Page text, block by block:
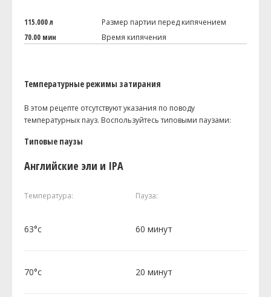
115.000 л
Размер партии перед кипячением
70.00 мин
Время кипячения
Температурные режимы затирания
В этом рецепте отсутствуют указания по поводу
температурных пауз. Воспользуйтесь типовыми паузами:
Типовые паузы
Английские эли и IPA
Температура: Пауза:
63°c 60 минут
70°c 20 минут